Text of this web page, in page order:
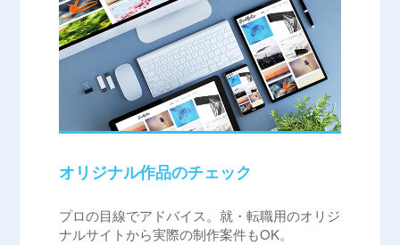
オリジナル作品のチェック
プロの目線でアドバイス。就・転職用のオリジ
ナルサイトから実際の制作案件もOK。